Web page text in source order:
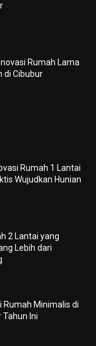
Rumah Lama
di Cibubur
Rumah 1 Lantai
Wujudkan Hunian
2 Lantai yang
Lebih dari
Rumah Minimalis di
Tahun Ini